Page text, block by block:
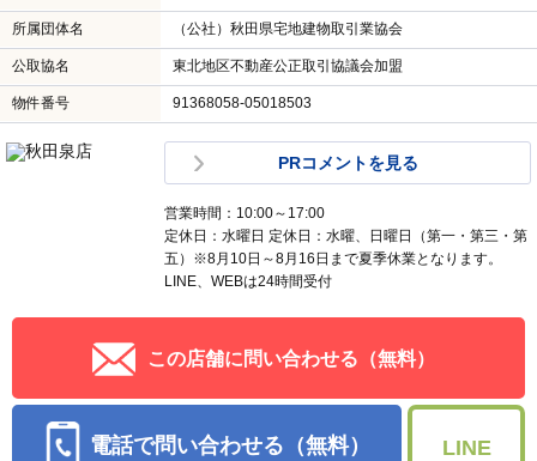
所属団体名 （公社）秋田県宅地建物取引業協会
公取協名 東北地区不動産公正取引協議会加盟
物件番号 91368058-05018503
PRコメントを見る
営業時間：10:00～17:00
定休日：水曜日 定休日：水曜、日曜日（第一・第三・第
五）※8月10日～8月16日まで夏季休業となります。
LINE、WEBは24時間受付
この店舗に問い合わせる（無料）
電話で問い合わせる（無料） LINE